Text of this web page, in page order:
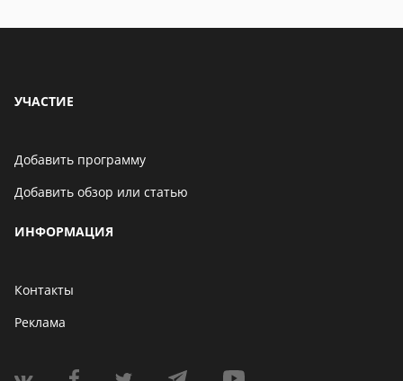
УЧАСТИЕ
Добавить программу
Добавить обзор или статью
ИНФОРМАЦИЯ
Контакты
Реклама